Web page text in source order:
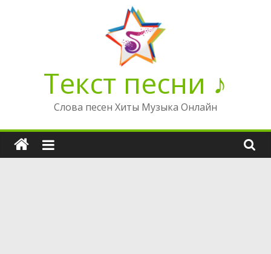
Текст песни ♪
Слова песен Хиты Музыка Онлайн